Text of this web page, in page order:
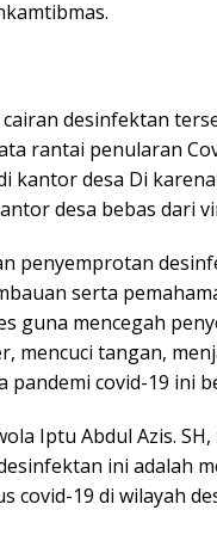
desinfektan
rantai penularan
kantor desa Di
desa bebas dari
penyemprotan
serta
guna mencegah
mencuci tangan,
pandemi covid-19 ini
Iptu Abdul Azis.
ini adalah
covid-19 di wilayah